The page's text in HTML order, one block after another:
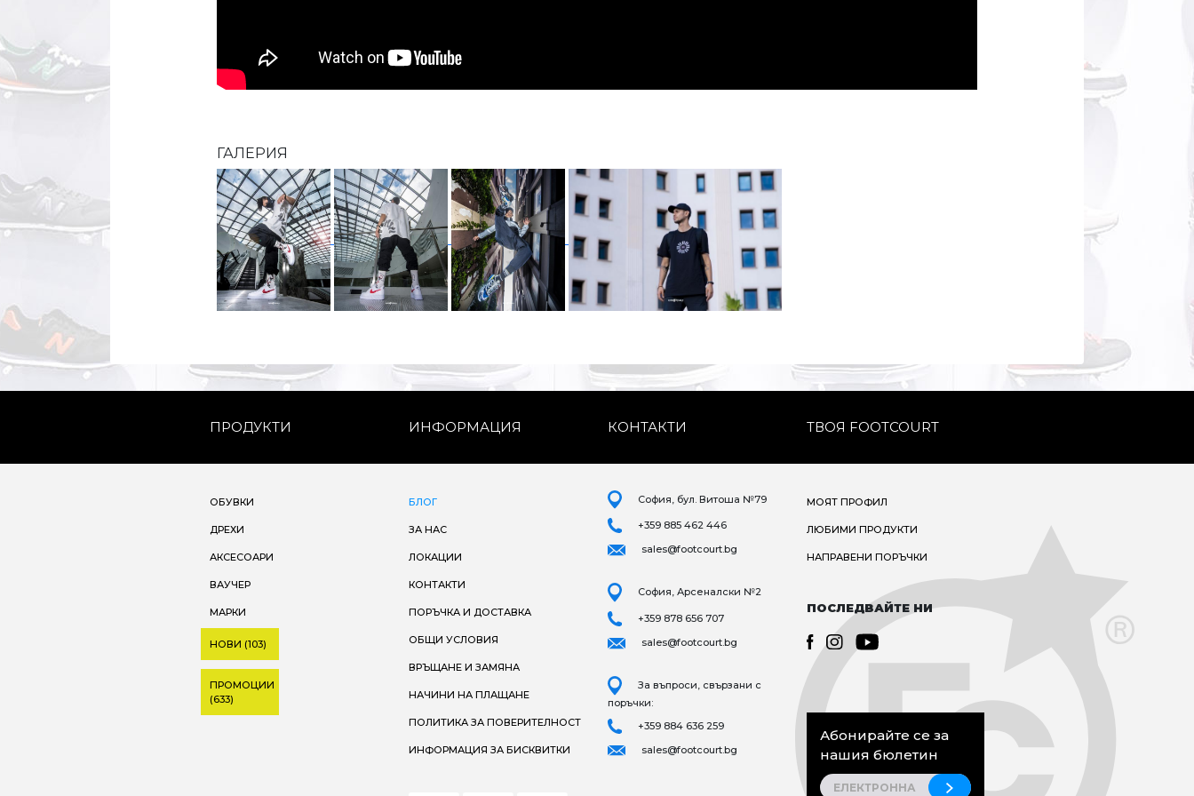
ГАЛЕРИЯ
ПРОДУКТИ ИНФОРМАЦИЯ КОНТАКТИ ТВОЯ FOOTCOURT
ОБУВКИ
ДРЕХИ
АКСЕСОАРИ
ВАУЧЕР
МАРКИ
НОВИ (103)
ПРОМОЦИИ
(633)
БЛОГ
ЗА НАС
ЛОКАЦИИ
КОНТАКТИ
ПОРЪЧКА И ДОСТАВКА
ОБЩИ УСЛОВИЯ
ВРЪЩАНЕ И ЗАМЯНА
НАЧИНИ НА ПЛАЩАНЕ
ПОЛИТИКА ЗА ПОВЕРИТЕЛНОСТ
ИНФОРМАЦИЯ ЗА БИСКВИТКИ
София, бул. Витоша №79
+359 885 462 446
sales@footcourt.bg
София, Арсеналски №2
+359 878 656 707
sales@footcourt.bg
За въпроси, свързани с
поръчки:
+359 884 636 259
sales@footcourt.bg
МОЯТ ПРОФИЛ
ЛЮБИМИ ПРОДУКТИ
НАПРАВЕНИ ПОРЪЧКИ
ПОСЛЕДВАЙТЕ НИ
Абонирайте се за
нашия бюлетин